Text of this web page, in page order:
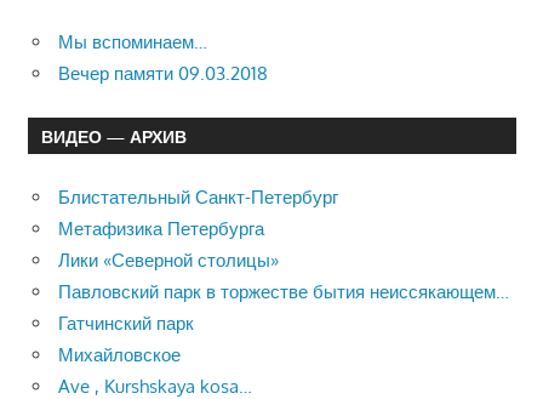
Мы вспоминаем…
Вечер памяти 09.03.2018
ВИДЕО — АРХИВ
Блистательный Санкт-Петербург
Метафизика Петербурга
Лики «Северной столицы»
Павловский парк в торжестве бытия неиссякающем…
Гатчинский парк
Михайловское
Ave , Kurshskaya kosa…